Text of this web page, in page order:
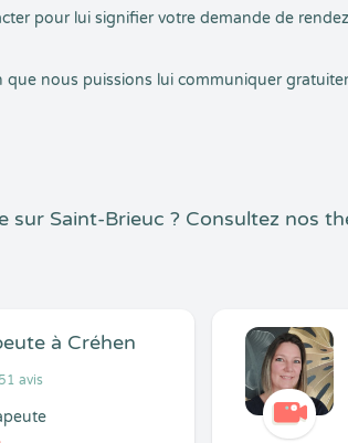
pour lui signifier votre demande de
que nous puissions lui communiquer
sur Saint-Brieuc ? Consultez nos
à Créhen
51 avis